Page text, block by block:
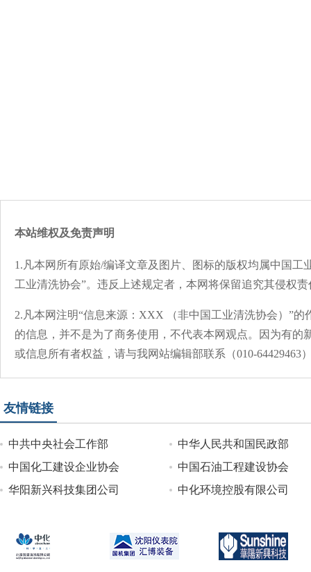
本站维权及免责声明
1.凡本网所有原始/编译文章及图片、图标的版权均属中国
工业清洗协会”。违反上述规定者，本网将保留追究其侵权
2.凡本网注明“信息来源：XXX （非中国工业清洗协会）”
的信息，并不是为了商务使用，不代表本网观点。因为有
或信息所有者权益，请与我网站编辑部联系（010-
友情链接
中共中央社会工作部
中华人民共和国民政部
中国化工建设企业协会
中国石油工程建设协会
华阳新兴科技集团公司
中化环境控股有限公司